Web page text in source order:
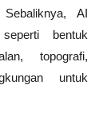
AI
bentuk
topografi,
untuk